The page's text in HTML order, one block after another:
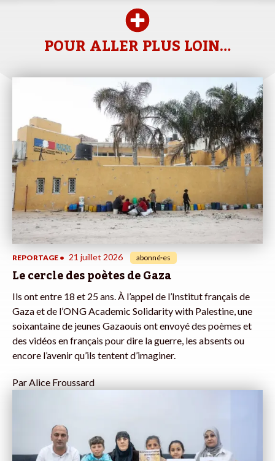
POUR ALLER PLUS LOIN…
REPORTAGE • 21 juillet 2026 abonné·es
Le cercle des poètes de Gaza
Ils ont entre 18 et 25 ans. À l’appel de l’Institut français de
Gaza et de l’ONG Academic Solidarity with Palestine, une
soixantaine de jeunes Gazaouis ont envoyé des poèmes et
des vidéos en français pour dire la guerre, les absents ou
encore l’avenir qu’ils tentent d’imaginer.
ParAlice Froussard